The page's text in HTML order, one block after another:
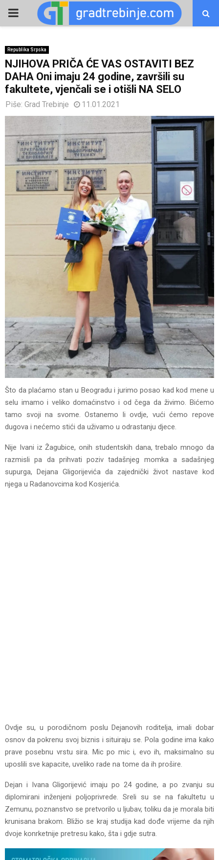
PRIMARY
Republika Srpska
NJIHOVA PRIČA ĆE VAS OSTAVITI BEZ
DAHA Oni imaju 24 godine, završili su
fakultete, vjenčali se i otišli NA SELO
Piše: Grad Trebinje 11.01.2021
Što da plaćamo stan u Beogradu i jurimo posao kad kod mene u
selu imamo i veliko domaćinstvo i od čega da živimo. Bićemo
tamo svoji na svome. Ostanemo li ovdje, vući ćemo repove
dugova i nećemo stići da uživamo u odrastanju djece.
Nije Ivani iz Žagubice, onih studentskih dana, trebalo mnogo da
razmisli pa da prihvati poziv tadašnjeg momka a sadašnjeg
supurga, Dejana Gligorijevića da zajednički život nastave kod
njega u Radanovcima kod Kosjerića.
Ovdje su, u porodičnom poslu Dejanovih roditelja, imali dobar
osnov da pokrenu svoj biznis i situiraju se. Pola godine ima kako
prave posebnu vrstu sira. Mic po mic i, evo ih, maksimalno su
uposlili sve kapacite, uveliko rade na tome da ih prošire.
Dejan i Ivana Gligorijević imaju po 24 godine, a po zvanju su
diplomirani inženjeni poljoprivrede. Sreli su se na fakultetu u
Zemunu, poznanstvo se pretvorilo u ljubav, toliku da je morala biti
krunisana brakom. Bližio se kraj studija kad dođe vrijeme da njih
dvoje konrketnije pretresu kako, šta i gdje sutra.